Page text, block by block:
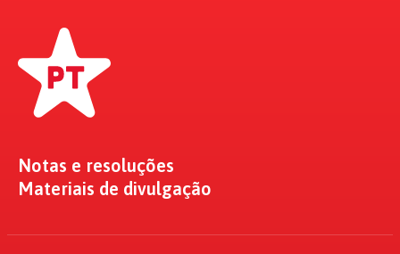
Notas e resoluções
Materiais de divulgação